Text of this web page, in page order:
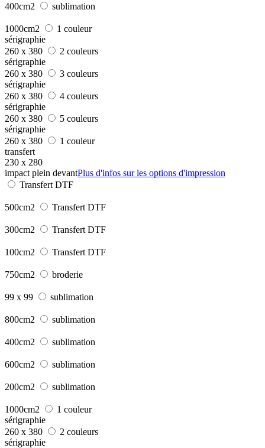
400cm2 sublimation
1000cm2
1 couleur
sérigraphie
260 x 380
2 couleurs
sérigraphie
260 x 380
3 couleurs
sérigraphie
260 x 380
4 couleurs
sérigraphie
260 x 380
5 couleurs
sérigraphie
260 x 380
1 couleur
transfert
230 x 280
impact plein devantPlus d'infos sur les options d'impression
Transfert DTF
500cm2 Transfert DTF
300cm2 Transfert DTF
100cm2 Transfert DTF
750cm2 broderie
99 x 99 sublimation
800cm2 sublimation
400cm2 sublimation
600cm2 sublimation
200cm2 sublimation
1000cm2
1 couleur
sérigraphie
260 x 380
2 couleurs
sérigraphie